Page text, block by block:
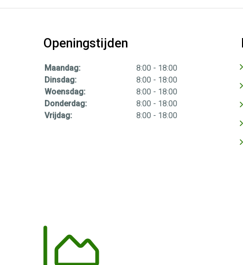
Openingstijden
Maandag:
8:00 - 18:00
Dinsdag:
8:00 - 18:00
Woensdag:
8:00 - 18:00
Donderdag:
8:00 - 18:00
Vrijdag:
8:00 - 18:00